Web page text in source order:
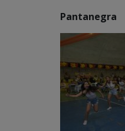
Pantanegra